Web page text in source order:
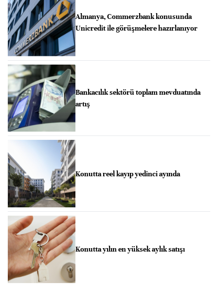
Almanya, Commerzbank konusunda
Unicredit ile görüşmelere hazırlanıyor
Bankacılık sektörü toplam mevduatında
artış
Konutta reel kayıp yedinci ayında
Konutta yılın en yüksek aylık satışı